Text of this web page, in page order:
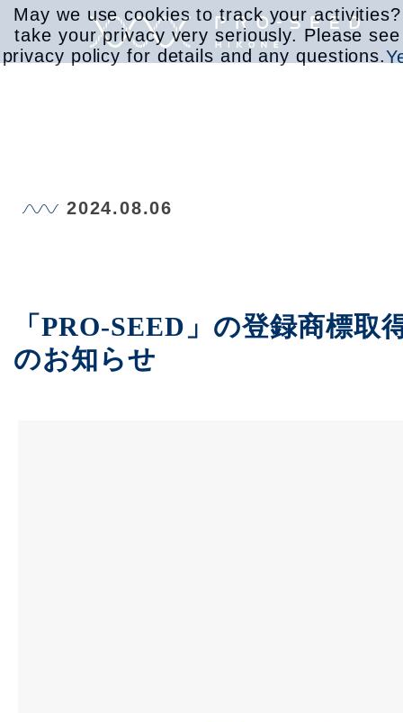
取り組み
お知らせ
2024.08.06
「PRO-SEED」の登録商標取
のお知らせ
May we use cookies to track your
take your privacy very seriously. Please
privacy policy for details and any questions.